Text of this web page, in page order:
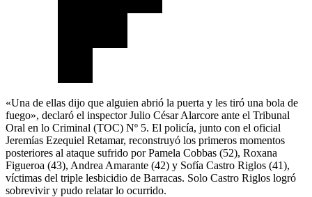
«Una de ellas dijo que alguien abrió la puerta y les tiró una bola de
fuego», declaró el inspector Julio César Alarcore ante el Tribunal
Oral en lo Criminal (TOC) Nº 5. El policía, junto con el oficial
Jeremías Ezequiel Retamar, reconstruyó los primeros momentos
posteriores al ataque sufrido por Pamela Cobbas (52), Roxana
Figueroa (43), Andrea Amarante (42) y Sofía Castro Riglos (41),
víctimas del triple lesbicidio de Barracas. Solo Castro Riglos logró
sobrevivir y pudo relatar lo ocurrido.